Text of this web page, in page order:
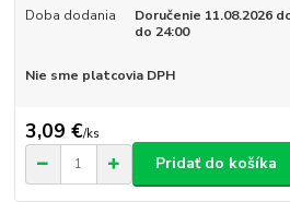
Doba dodania
Doručenie 11.08.2026
do 24:00
Nie sme platcovia DPH
3,09 €/ks
Pridať do košíka